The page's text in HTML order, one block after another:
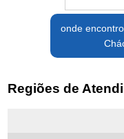
onde
Regiões de